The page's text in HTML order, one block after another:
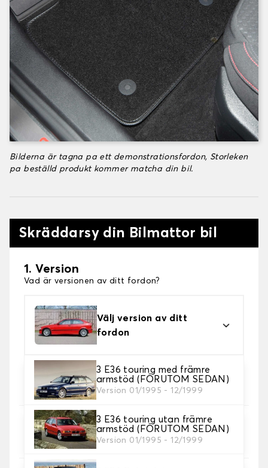
Bilderna är tagna pa ett demonstrationsfordon, Storleken
pa beställd produkt kommer matcha din bil.
Skräddarsy din Bilmattor bil
1. Version
Vad är versionen av ditt fordon?
Välj version av ditt
fordon
3 E36 touring med främre
armstöd (FÖRUTOM SEDAN)
Version 01/1995 - 12/1999
3 E36 touring utan främre
armstöd (FÖRUTOM SEDAN)
Version 01/1995 - 12/1999
2. Material
Välj material för din bilmatta.
3. uppsättning av mattor
Välj det antal bilmattor du behöver.